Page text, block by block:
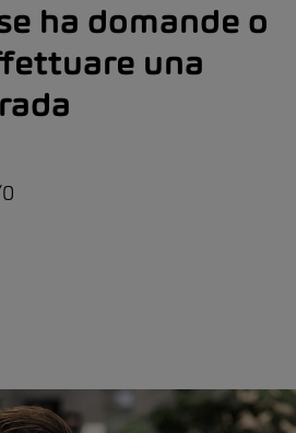
ha domande o
una
0